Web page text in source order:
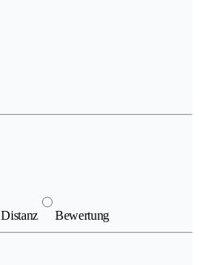
Distanz Bewertung